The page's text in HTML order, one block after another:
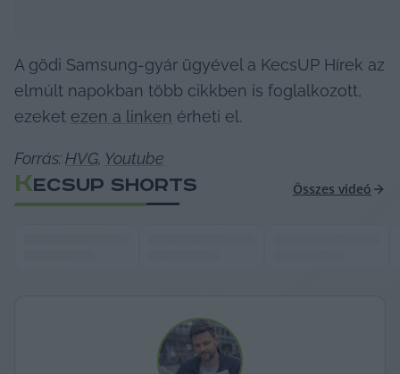
A gödi Samsung-gyár ügyével a KecsUP Hírek az
elmúlt napokban több cikkben is foglalkozott,
ezeket ezen a linken érheti el.
Forrás: HVG, Youtube
KECSUP SHORTS Összes videó